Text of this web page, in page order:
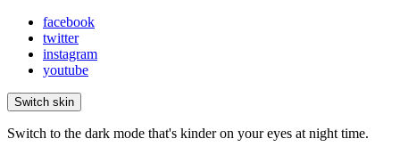
facebook
twitter
instagram
youtube
Switch skin
Switch to the dark mode that's kinder on your eyes at night time.